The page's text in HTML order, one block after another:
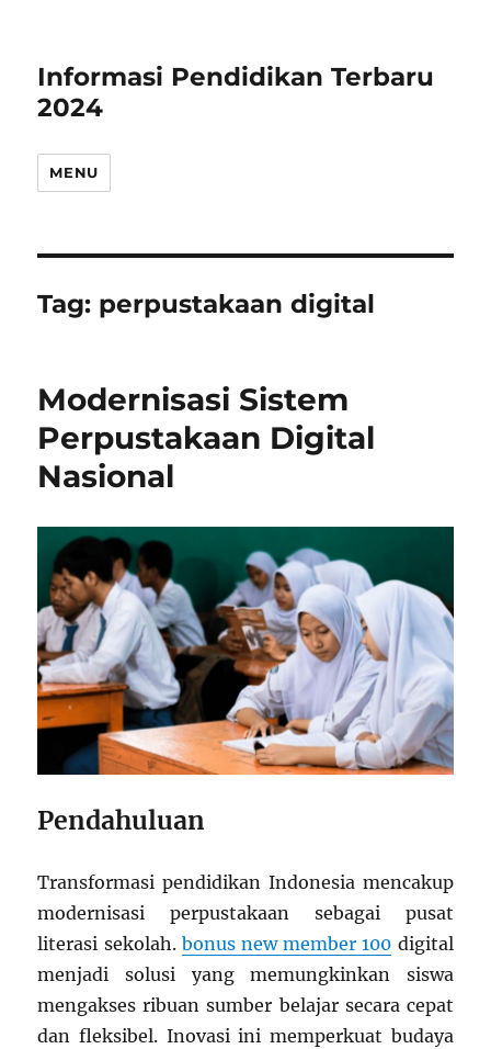
Informasi Pendidikan Terbaru
2024
MENU
Tag: perpustakaan digital
Modernisasi Sistem
Perpustakaan Digital
Nasional
Pendahuluan
Transformasi pendidikan Indonesia mencakup
modernisasi perpustakaan sebagai pusat
literasi sekolah. bonus new member 100 digital
menjadi solusi yang memungkinkan siswa
mengakses ribuan sumber belajar secara cepat
dan fleksibel. Inovasi ini memperkuat budaya